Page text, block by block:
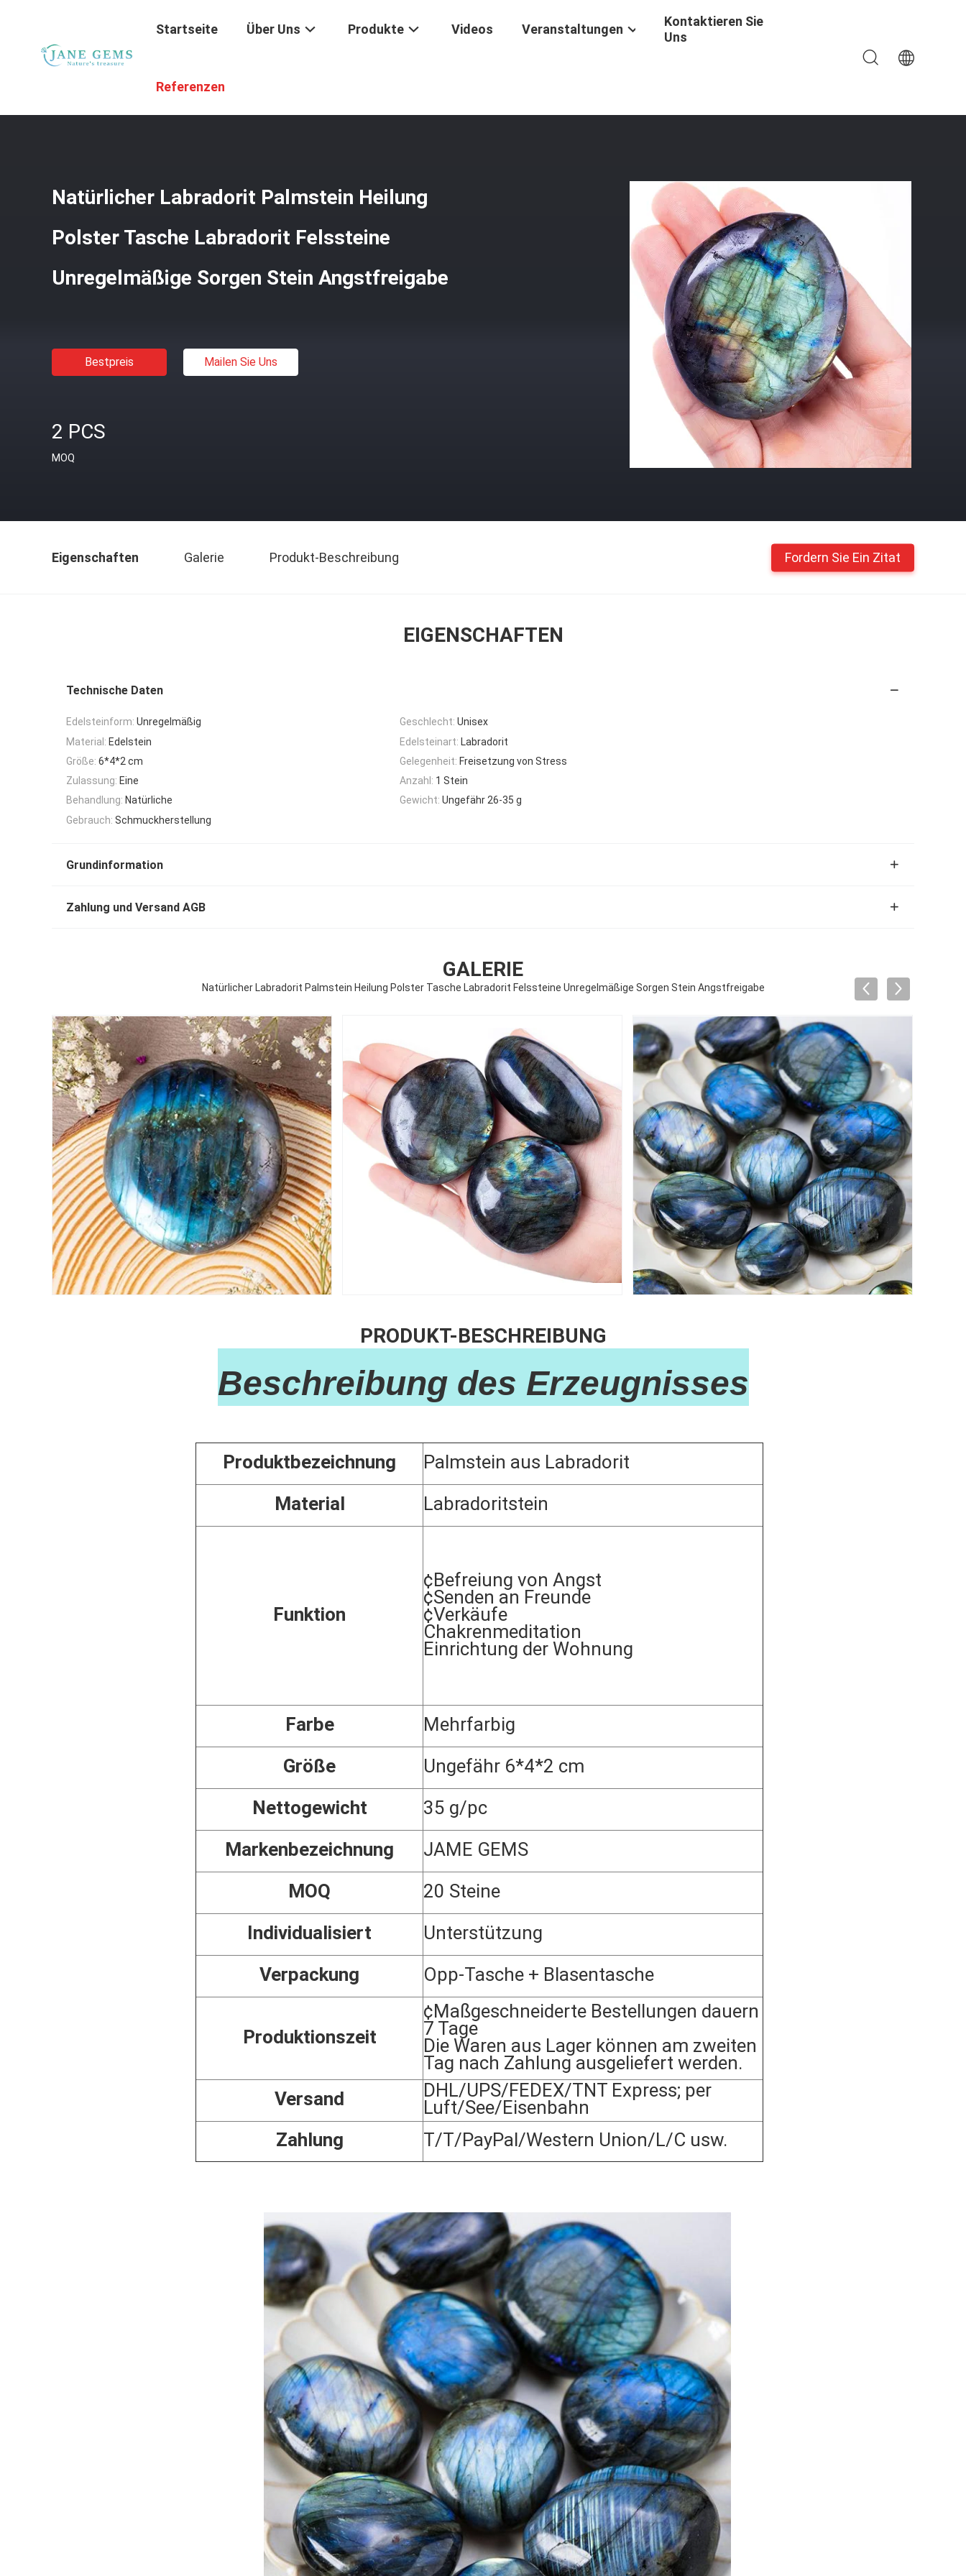
Startseite Über Uns Produkte Videos Veranstaltungen
Kontaktieren Sie
Uns
Referenzen
Natürlicher Labradorit Palmstein Heilung
Polster Tasche Labradorit Felssteine
Unregelmäßige Sorgen Stein Angstfreigabe
Bestpreis Mailen Sie Uns
2 PCS
MOQ
Eigenschaften Galerie Produkt-Beschreibung Fordern Sie Ein Zitat
EIGENSCHAFTEN
Technische Daten
Edelsteinform: Unregelmäßig Geschlecht: Unisex
Material: Edelstein Edelsteinart: Labradorit
Größe: 6*4*2 cm Gelegenheit: Freisetzung von Stress
Zulassung: Eine Anzahl: 1 Stein
Behandlung: Natürliche Gewicht: Ungefähr 26-35 g
Gebrauch: Schmuckherstellung
Grundinformation
Zahlung und Versand AGB
GALERIE
Natürlicher Labradorit Palmstein Heilung Polster Tasche Labradorit Felssteine Unregelmäßige Sorgen Stein Angstfreigabe
PRODUKT-BESCHREIBUNG
Beschreibung des Erzeugnisses
Produktbezeichnung
Palmstein aus Labradorit
Material
Labradoritstein
Funktion
¢Befreiung von Angst
¢Senden an Freunde
¢Verkäufe
Chakrenmeditation
Einrichtung der Wohnung
Farbe
Mehrfarbig
Größe
Ungefähr 6*4*2 cm
Nettogewicht
35 g/pc
Markenbezeichnung
JAME GEMS
MOQ
20 Steine
Individualisiert
Unterstützung
Verpackung
Opp-Tasche + Blasentasche
Produktionszeit
¢Maßgeschneiderte Bestellungen dauern
7 Tage
Die Waren aus Lager können am zweiten
Tag nach Zahlung ausgeliefert werden.
Versand
DHL/UPS/FEDEX/TNT Express; per
Luft/See/Eisenbahn
Zahlung
T/T/PayPal/Western Union/L/C usw.